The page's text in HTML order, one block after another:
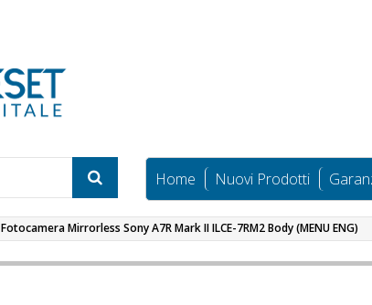
Home Nuovi Prodotti
Fotocamera Mirrorless Sony A7R Mark II ILCE-7RM2 Body (MENU ENG)